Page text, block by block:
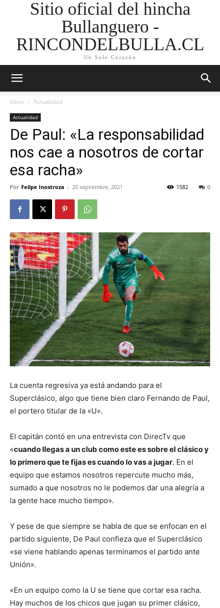
Sitio oficial del hincha
Bullanguero -
RINCONDELBULLA.CL
Un Solo Corazón
Inicio Actualidad
Actualidad
De Paul: «La responsabilidad
nos cae a nosotros de cortar
esa racha»
Por Felipe Inostroza - 20 septiembre, 2021 0
1582
La cuenta regresiva ya está andando para el
Superclásico, algo que tiene bien claro Fernando de Paul,
el portero titular de la «U».
El capitán contó en una entrevista con DirecTv que
«cuando llegas a un club como este es sobre el clásico y
lo primero que te fijas es cuando lo vas a jugar. En el
equipo que estamos nosotros repercute mucho más,
sumado a que nosotros no le podemos dar una alegría a
la gente hace mucho tiempo».
Y pese de que siempre se habla de que se enfocan en el
partido siguiente, De Paul confieza que el Superclásico
«se viene hablando apenas terminamos el partido ante
Unión».
«En un equipo como la U se tiene que cortar esa racha.
Hay muchos de los chicos que jugan su primer clásico,